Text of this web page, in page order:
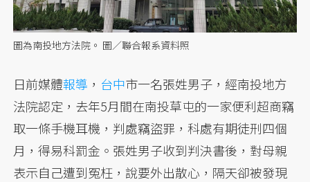
圖為南投地方法院。 圖／聯合報系資料照
日前媒體報導 ， 台中市一名張姓男子，經南投地方
法院認定，去年5月間在南投草屯的一家便利超商竊
取一條手機耳機，判處竊盜罪，科處有期徒刑四個
月，得易科罰金。張姓男子收到判決書後，對母親
表示自己遭到冤枉，說要外出散心，隔天卻被發現